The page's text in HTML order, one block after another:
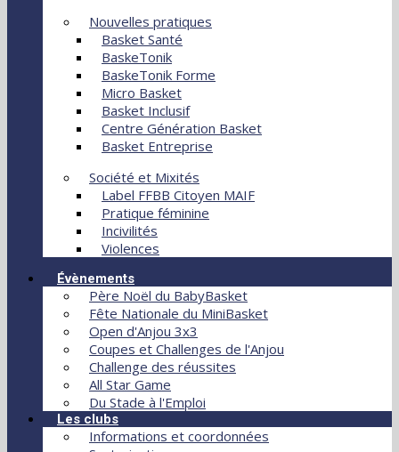
Nouvelles pratiques
Basket Santé
BaskeTonik
BaskeTonik Forme
Micro Basket
Basket Inclusif
Centre Génération Basket
Basket Entreprise
Société et Mixités
Label FFBB Citoyen MAIF
Pratique féminine
Incivilités
Violences
Évènements
Père Noël du BabyBasket
Fête Nationale du MiniBasket
Open d'Anjou 3x3
Coupes et Challenges de l'Anjou
Challenge des réussites
All Star Game
Du Stade à l'Emploi
Les clubs
Informations et coordonnées